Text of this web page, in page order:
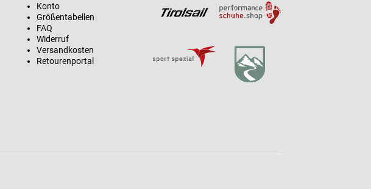
Konto
Größentabellen
FAQ
Widerruf
Versandkosten
Retourenportal